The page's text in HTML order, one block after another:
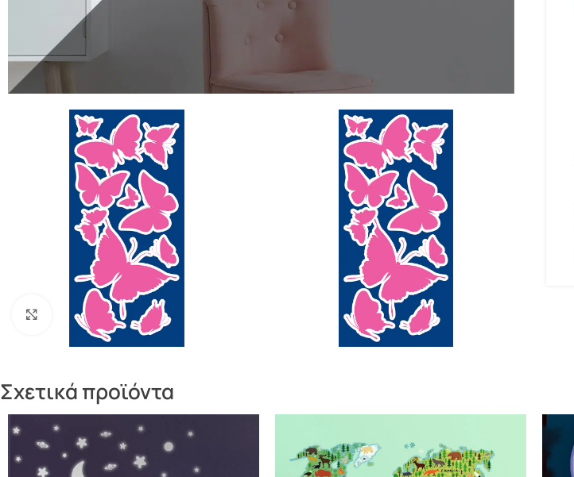
Πατήστε για μεγέθυνση
Σχετικά προϊόντα